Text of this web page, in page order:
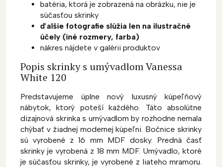
batéria, ktorá je zobrazená na obrázku, nie je
súčasťou skrinky
ďalšie fotografie slúžia len na ilustračné
účely (iné rozmery, farba)
nákres nájdete v galérii produktov
Popis skrinky s umývadlom Vanessa
White 120
Predstavujeme úplne nový luxusný kúpeľňový
nábytok, ktorý poteší každého. Táto absolútne
dizajnová skrinka s umývadlom by rozhodne nemala
chýbať v žiadnej modernej kúpeľni. Bočnice skrinky
sú vyrobené z 16 mm MDF dosky. Predná časť
skrinky je vyrobená z 18 mm MDF. Umývadlo, ktoré
je súčasťou skrinky, je vyrobené z liateho mramoru.